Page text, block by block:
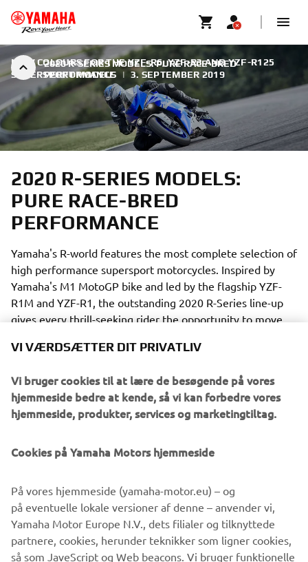
2020 R-SERIES MODELS: PURE RACE-BRED
PERFORMANCE
NEW COLOURS FOR THE YZF-R6, YZF-R3 AND YZF-R125
SUPERSPORT MODELS
| 3. SEPTEMBER 2019
2020 R-SERIES MODELS:
PURE RACE-BRED
PERFORMANCE
Yamaha's R-world features the most complete selection of
high performance supersport motorcycles. Inspired by
Yamaha's M1 MotoGP bike and led by the flagship YZF-
R1M and YZF-R1, the outstanding 2020 R-Series line-up
gives every thrill-seeking rider the opportunity to move
to the top.
available in a number of new colour options and featuring
which is in line with the current livery of the Yamaha
racing teams in the world championship, further
reinforcing the strong R-Series family links and underline
their pure race-bred DNA.
VI VÆRDSÆTTER DIT PRIVATLIV
Vi bruger cookies til at lære de besøgende på vores
hjemmeside bedre at kende, så vi kan forbedre vores
hjemmeside, produkter, services og marketingtiltag.
Cookies på Yamaha Motors hjemmeside
På vores hjemmeside (yamaha-motor.eu) – og
på eventuelle lokale versioner af denne – anvender vi,
Yamaha Motor Europe N.V., dets filialer og tilknyttede
partnere, cookies, herunder teknikker som ligner cookies,
så som JaveScript og Web beacons. Vi bruger funktionelle